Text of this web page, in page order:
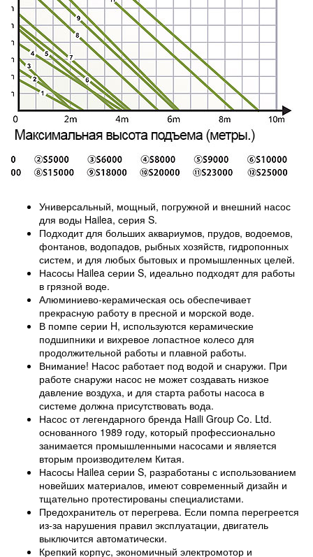
Универсальный, мощный, погружной и внешний насос
для воды Hailea, серия S.
Подходит для больших аквариумов, прудов, водоемов,
фонтанов, водопадов, рыбных хозяйств, гидропонных
систем, и для любых бытовых и промышленных целей.
Насосы Hailea серии S, идеально подходят для работы
в грязной воде.
Алюминиево-керамическая ось обеспечивает
прекрасную работу в пресной и морской воде.
В помпе серии H, используются керамические
подшипники и вихревое лопастное колесо для
продолжительной работы и плавной работы.
Внимание! Насос работает под водой и снаружи. При
работе снаружи насос не может создавать низкое
давление воздуха, и для старта работы насоса в
системе должна присутствовать вода.
Насос от легендарного бренда Haili Group Co. Ltd.
основанного 1989 году, который профессионально
занимается промышленными насосами и является
вторым производителем Китая.
Насосы Hailea серии S, разработаны с использованием
новейших материалов, имеют современный дизайн и
тщательно протестированы специалистами.
Предохранитель от перегрева. Если помпа перегреется
из-за нарушения правил эксплуатации, двигатель
выключится автоматически.
Крепкий корпус, экономичный электромотор и